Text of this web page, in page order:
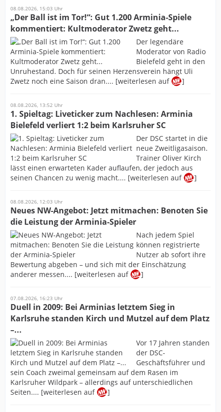
08.08.2026, 15:03 Uhr
„Der Ball ist im Tor!“: Gut 1.200 Arminia-Spiele
kommentiert: Kultmoderator Zwetz geht...
Der legendäre
Moderator von Radio
Bielefeld geht in den
Unruhestand. Doch für seinen Herzensverein hängt Uli
Zwetz noch eine Saison dran.... [weiterlesen auf
]
08.08.2026, 13:52 Uhr
1. Spieltag: Liveticker zum Nachlesen: Arminia
Bielefeld verliert 1:2 beim Karlsruher SC
Der DSC startet in die
neue Zweitligasaison.
Trainer Oliver Kirch
lässt einen erwarteten Kader auflaufen, der jedoch aus
seinen Chancen zu wenig macht.... [weiterlesen auf
]
08.08.2026, 12:03 Uhr
Neues NW-Angebot: Jetzt mitmachen: Benoten Sie
die Leistung der Arminia-Spieler
Nach jedem Spiel
können registrierte
Nutzer ab sofort ihre
Bewertung abgeben – und sich mit der Einschätzung
anderer messen.... [weiterlesen auf
]
07.08.2026, 16:23 Uhr
Duell in 2009: Bei Arminias letztem Sieg in
Karlsruhe standen Kirch und Mutzel auf dem Platz
–...
Vor 17 Jahren standen
der DSC-
Geschäftsführer und
sein Coach zweimal gemeinsam auf dem Rasen im
Karlsruher Wildpark – allerdings auf unterschiedlichen
Seiten.... [weiterlesen auf
]